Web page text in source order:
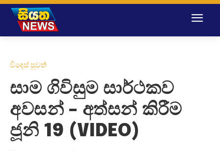
විදෙස් පුවත්
සාම ගිවිසුම සාර්ථකව
අවසන් – අත්සන් කිරීම
ජූනි 19 (VIDEO)